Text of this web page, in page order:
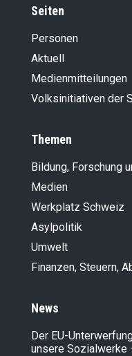
Seiten
Personen
Aktuell
Medienmitteilungen
Volksinitiativen der
Themen
Bildung, Forschung
Medien
Werkplatz Schweiz
Asylpolitik
Umwelt
Finanzen, Steuern,
News
Der EU-
unsere Sozialwerke